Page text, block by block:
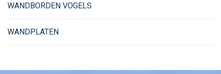
WANDBORDEN VOGELS
WANDPLATEN